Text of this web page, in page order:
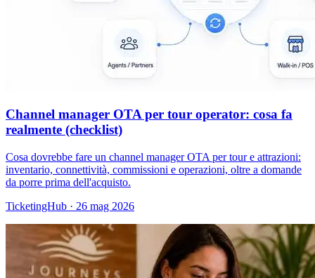
Channel manager OTA per tour operator: cosa fa
realmente (checklist)
Cosa dovrebbe fare un channel manager OTA per tour e attrazioni:
inventario, connettività, commissioni e operazioni, oltre a domande
da porre prima dell'acquisto.
TicketingHub · 26 mag 2026